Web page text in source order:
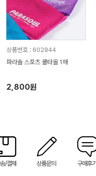
상품번호 : 602844
파라솔 스포츠 쿨타올 1매
2,800원
/결제 상품문의 구매후기